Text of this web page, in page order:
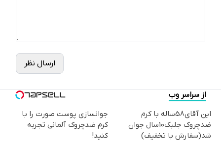
ارسال نظر
از سراسر وب
این آقای58ساله با کرم
ضدچروک جلبک10سال جوان
شد(سفارش با تخفیف)
جوانسازی پوست صورت را با
کرم ضدچروک آلمانی تجربه
کنید!